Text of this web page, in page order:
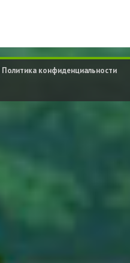
Политика конфиденциальности